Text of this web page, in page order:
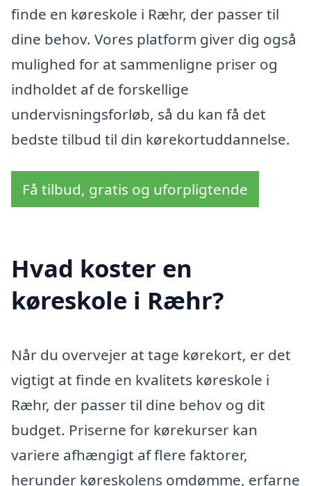
finde en køreskole i Ræhr, der passer til
dine behov. Vores platform giver dig også
mulighed for at sammenligne priser og
indholdet af de forskellige
undervisningsforløb, så du kan få det
bedste tilbud til din kørekortuddannelse.
Få tilbud, gratis og uforpligtende
Hvad koster en
køreskole i Ræhr?
Når du overvejer at tage kørekort, er det
vigtigt at finde en kvalitets køreskole i
Ræhr, der passer til dine behov og dit
budget. Priserne for kørekurser kan
variere afhængigt af flere faktorer,
herunder køreskolens omdømme, erfarne